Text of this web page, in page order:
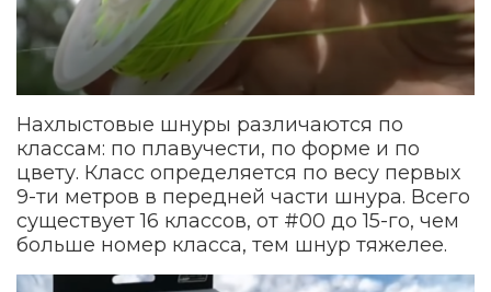
Нахлыстовые шнуры различаются по
классам: по плавучести, по форме и по
цвету. Класс определяется по весу первых
9-ти метров в передней части шнура. Всего
существует 16 классов, от #00 до 15-го, чем
больше номер класса, тем шнур тяжелее.